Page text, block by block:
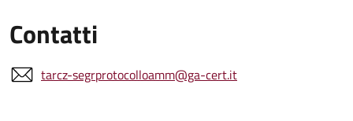
Contatti
tarcz-segrprotocolloamm@ga-cert.it